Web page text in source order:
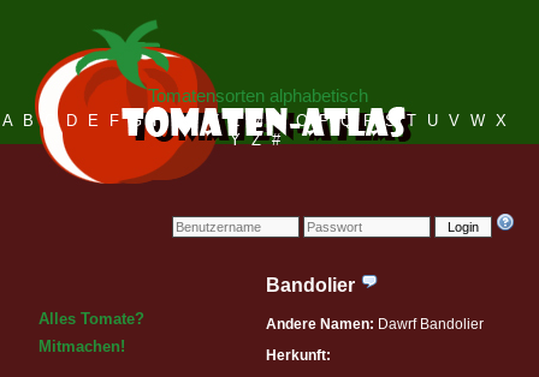
Login
Tomatensorten alphabetisch
A B C D E F G H I J K L M N O P Q R S T U V W X
Y Z #
Alles Tomate?
Mitmachen!
Bandolier
Andere Namen: Dawrf Bandolier
Herkunft: